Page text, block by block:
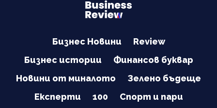
Бизнес Новини
Review
Бизнес истории
Финансов буквар
Новини от миналото
Зелено бъдеще
Експерти
100 Спорт и пари